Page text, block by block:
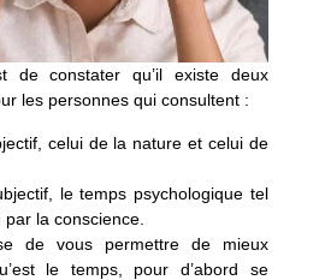
de constater qu’il existe deux
les personnes qui consultent :
celui de la nature et celui de
le temps psychologique tel
par la conscience.
de vous permettre de mieux
le temps, pour d’abord se